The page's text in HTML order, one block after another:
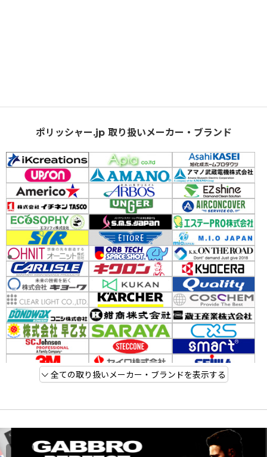
ポリッシャー.jp 取り扱いメーカー・ブランド
全ての取り扱いメーカー・ブランドを表示する